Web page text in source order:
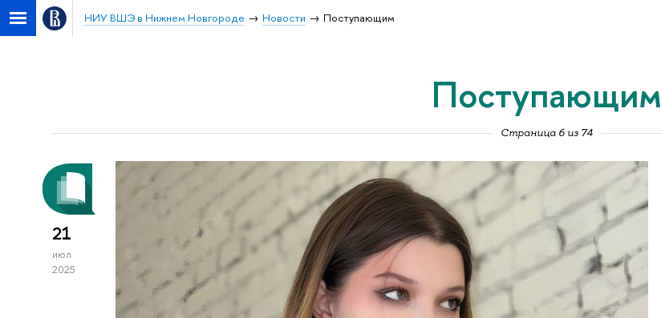
НИУ ВШЭ в Нижнем Новгороде Новости Поступающим
Поступающим
Страница 6 из 74
21
июл
2025